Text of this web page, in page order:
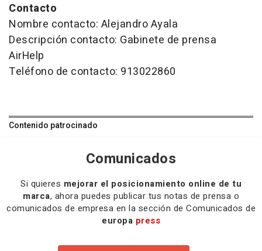
Contacto
Nombre contacto: Alejandro Ayala
Descripción contacto: Gabinete de prensa
AirHelp
Teléfono de contacto: 913022860
Contenido patrocinado
Comunicados
Si quieres mejorar el posicionamiento online de tu
marca, ahora puedes publicar tus notas de prensa o
comunicados de empresa en la sección de Comunicados de
europa press